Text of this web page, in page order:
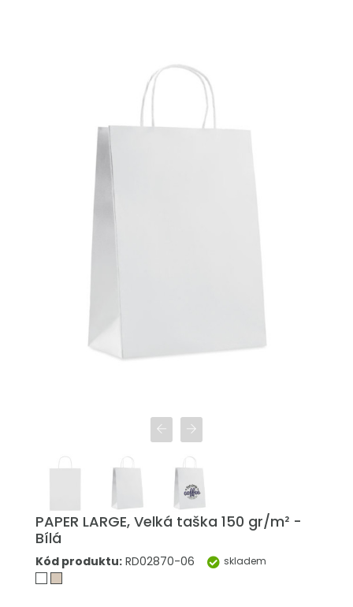
PAPER LARGE, Velká taška 150 gr/m² -
Bílá
Kód produktu: RD02870-06 skladem